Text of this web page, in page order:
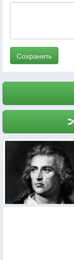
Сохранить